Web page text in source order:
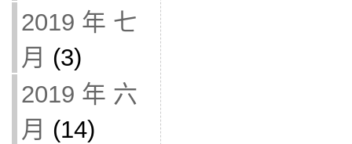
2019 年 七
月 (3)
2019 年 六
月 (14)